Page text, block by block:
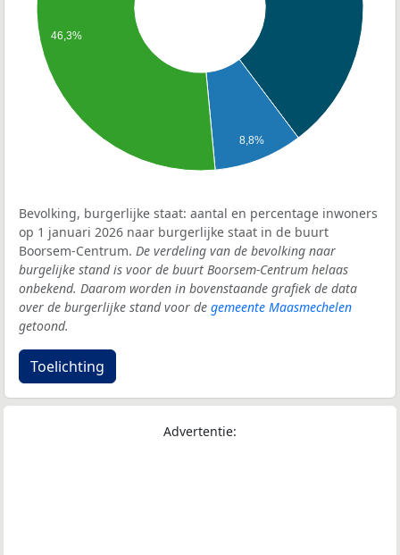
8,8%
46,3%
Bevolking, burgerlijke staat: aantal en percentage inwoners
op 1 januari 2026 naar burgerlijke staat in de buurt
Boorsem-Centrum. De verdeling van de bevolking naar
burgelijke stand is voor de buurt Boorsem-Centrum helaas
onbekend. Daarom worden in bovenstaande grafiek de data
over de burgerlijke stand voor de gemeente Maasmechelen
getoond.
Toelichting
Advertentie: